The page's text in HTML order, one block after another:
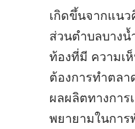
เกิดขึ้นจากแน
ส่วนตำบลบาง
ท้องที่มี ความเ
ต้องการทำตล
ผลผลิตทางการ
พยายามในกา